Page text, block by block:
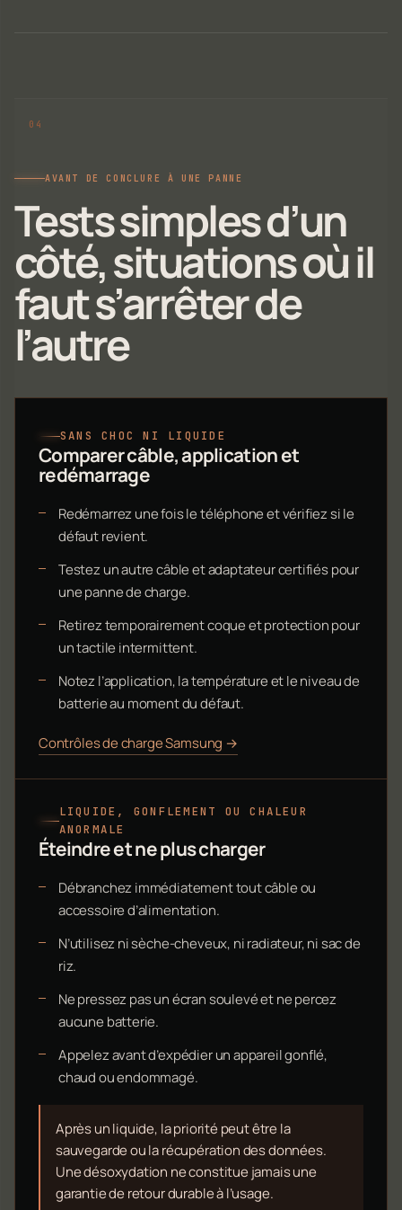
AVANT DE CONCLURE À UNE PANNE
Tests simples d’un
côté, situations où il
faut s’arrêter de
l’autre
SANS CHOC NI LIQUIDE
Comparer câble, application et
redémarrage
Redémarrez une fois le téléphone et vérifiez si le
défaut revient.
Testez un autre câble et adaptateur certifiés pour
une panne de charge.
Retirez temporairement coque et protection pour
un tactile intermittent.
Notez l’application, la température et le niveau de
batterie au moment du défaut.
Contrôles de charge Samsung →
LIQUIDE, GONFLEMENT OU CHALEUR
ANORMALE
Éteindre et ne plus charger
Débranchez immédiatement tout câble ou
accessoire d’alimentation.
N’utilisez ni sèche-cheveux, ni radiateur, ni sac de
riz.
Ne pressez pas un écran soulevé et ne percez
aucune batterie.
Appelez avant d’expédier un appareil gonflé,
chaud ou endommagé.
Après un liquide, la priorité peut être la
sauvegarde ou la récupération des données.
Une désoxydation ne constitue jamais une
garantie de retour durable à l’usage.